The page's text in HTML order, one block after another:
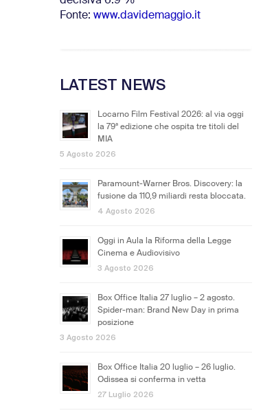
Fonte: www.davidemaggio.it
LATEST NEWS
Locarno Film Festival 2026: al via oggi
la 79ª edizione che ospita tre titoli del
MIA
5 Agosto 2026
Paramount-Warner Bros. Discovery: la
fusione da 110,9 miliardi resta bloccata.
4 Agosto 2026
Oggi in Aula la Riforma della Legge
Cinema e Audiovisivo
3 Agosto 2026
Box Office Italia 27 luglio – 2 agosto.
Spider-man: Brand New Day in prima
posizione
3 Agosto 2026
Box Office Italia 20 luglio – 26 luglio.
Odissea si conferma in vetta
27 Luglio 2026